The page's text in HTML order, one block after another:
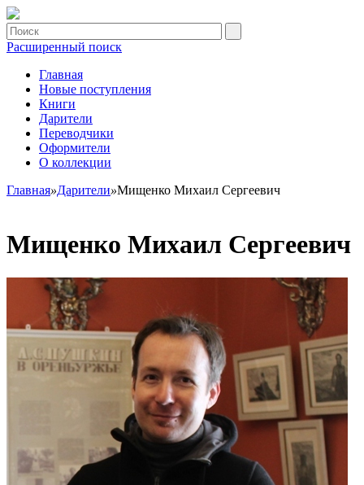
Расширенный поиск
Главная
Новые поступления
Книги
Дарители
Переводчики
Оформители
О коллекции
Главная»Дарители»Мищенко Михаил Сергеевич
Мищенко Михаил Сергеевич